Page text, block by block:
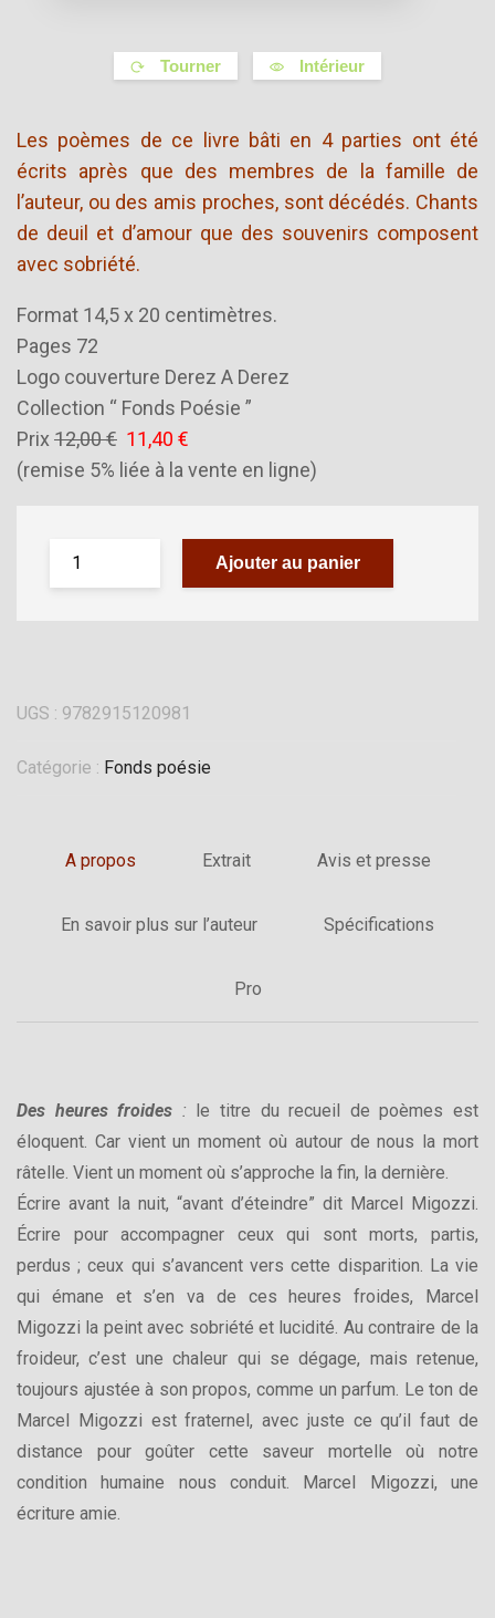
Tourner Intérieur
Les poèmes de ce livre bâti en 4 parties ont été
écrits après que des membres de la famille de
l’auteur, ou des amis proches, sont décédés. Chants
de deuil et d’amour que des souvenirs composent
avec sobriété.
Format 14,5 x 20 centimètres.
Pages 72
Logo couverture Derez A Derez
Collection “ Fonds Poésie ”
Prix 12,00 € 11,40 €
(remise 5% liée à la vente en ligne)
Ajouter au panier
UGS : 9782915120981
Catégorie : Fonds poésie
A propos Extrait Avis et presse
En savoir plus sur l’auteur Spécifications
Pro
Des heures froides : le titre du recueil de poèmes est
éloquent. Car vient un moment où autour de nous la mort
râtelle. Vient un moment où s’approche la fin, la dernière.
Écrire avant la nuit, “avant d’éteindre” dit Marcel Migozzi.
Écrire pour accompagner ceux qui sont morts, partis,
perdus ; ceux qui s’avancent vers cette disparition. La vie
qui émane et s’en va de ces heures froides, Marcel
Migozzi la peint avec sobriété et lucidité. Au contraire de la
froideur, c’est une chaleur qui se dégage, mais retenue,
toujours ajustée à son propos, comme un parfum. Le ton de
Marcel Migozzi est fraternel, avec juste ce qu’il faut de
distance pour goûter cette saveur mortelle où notre
condition humaine nous conduit. Marcel Migozzi, une
écriture amie.